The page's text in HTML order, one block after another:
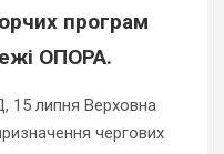
програм
ОПОРА.
липня Верховна
чергових